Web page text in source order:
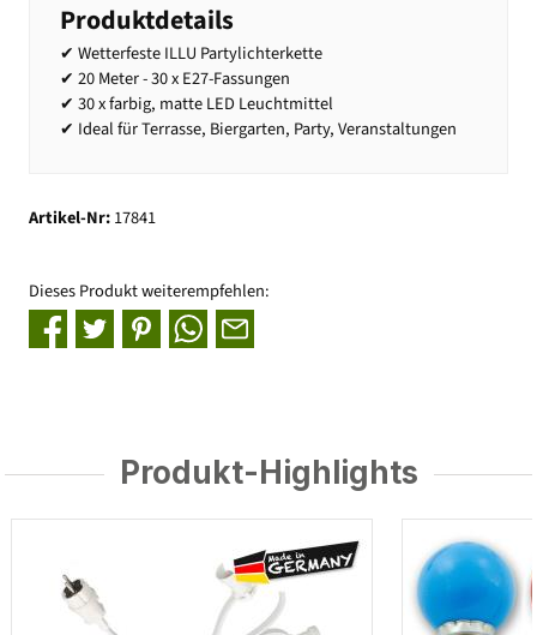
Produktdetails
✔ Wetterfeste ILLU Partylichterkette
✔ 20 Meter - 30 x E27-Fassungen
✔ 30 x farbig, matte LED Leuchtmittel
✔ Ideal für Terrasse, Biergarten, Party, Veranstaltungen
Artikel-Nr:17841
Dieses Produkt weiterempfehlen:
Produkt-Highlights